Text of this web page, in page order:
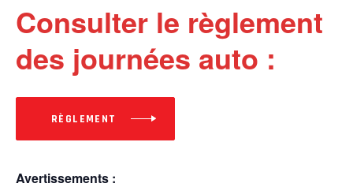
Consulter le règlement
des journées auto :
RÈGLEMENT
Avertissements :